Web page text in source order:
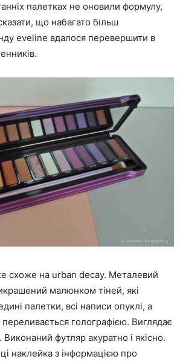
палетках не оновили формулу,
що набагато більш
eveline вдалося перевершити в
схоже на urban decay. Металевий
малюнком тіней, які
палетки, всі написи опуклі, а
голографією. Виглядає
Виконаний футляр акуратно і якісно.
наклейка з інформацією про